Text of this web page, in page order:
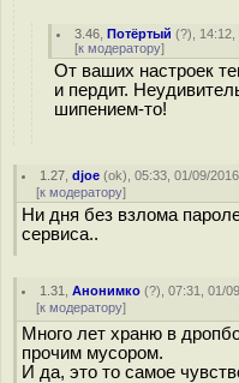
3.46 ,Потёртый (?), 14:12,
[к модератору]
От ваших настроек
и пердит.
шипением-то!
1.27 ,djoe (ok), 05:33, 01/09/
[к модератору]
Ни дня без взлома
сервиса..
1.31 ,Анонимко (?), 07:31, 01/
[к модератору]
Много лет храню в
прочим мусором.
И да, это то самое